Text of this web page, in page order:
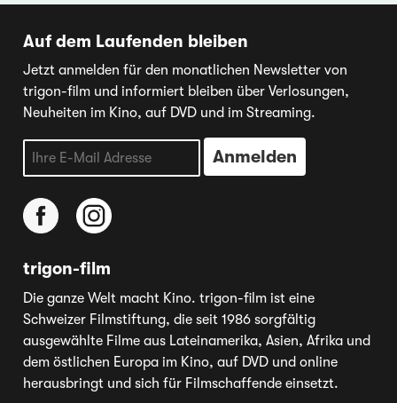
Auf dem Laufenden bleiben
Jetzt anmelden für den monatlichen Newsletter von
trigon-film und informiert bleiben über Verlosungen,
Neuheiten im Kino, auf DVD und im Streaming.
trigon-film
Die ganze Welt macht Kino. trigon-film ist eine
Schweizer Filmstiftung, die seit 1986 sorgfältig
ausgewählte Filme aus Lateinamerika, Asien, Afrika und
dem östlichen Europa im Kino, auf DVD und online
herausbringt und sich für Filmschaffende einsetzt.